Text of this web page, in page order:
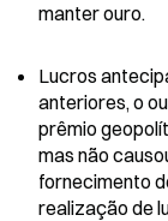
manter ouro.
Lucros
anteriores, o
prêmio
mas não
fornecimento
realização de